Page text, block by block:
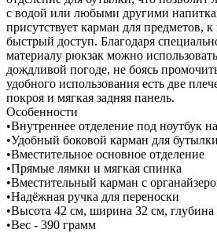
с водой или любыми другими
присутствует карман для предметов,
быстрый доступ. Благодаря
материалу рюкзак можно
дождливой погоде, не боясь
удобного использования есть две
покроя и мягкая задняя панель.
Особенности
•Внутреннее отделение под ноутбук
•Удобный боковой карман для
•Вместительное основное отделение
•Прямые лямки и мягкая спинка
•Вместительный карман с
•Надёжная ручка для переноски
•Высота 42 см, ширина 32 см, глубина
•Вес - 390 грамм